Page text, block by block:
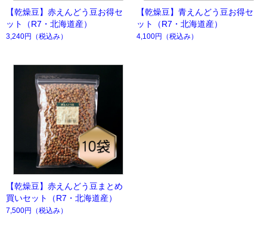
【乾燥豆】赤えんどう豆お得セ
ット（R7・北海道産）
3,240円 （税込み）
【乾燥豆】青えんどう豆お得セ
ット（R7・北海道産）
4,100円 （税込み）
【乾燥豆】赤えんどう豆まとめ
買いセット（R7・北海道産）
7,500円 （税込み）